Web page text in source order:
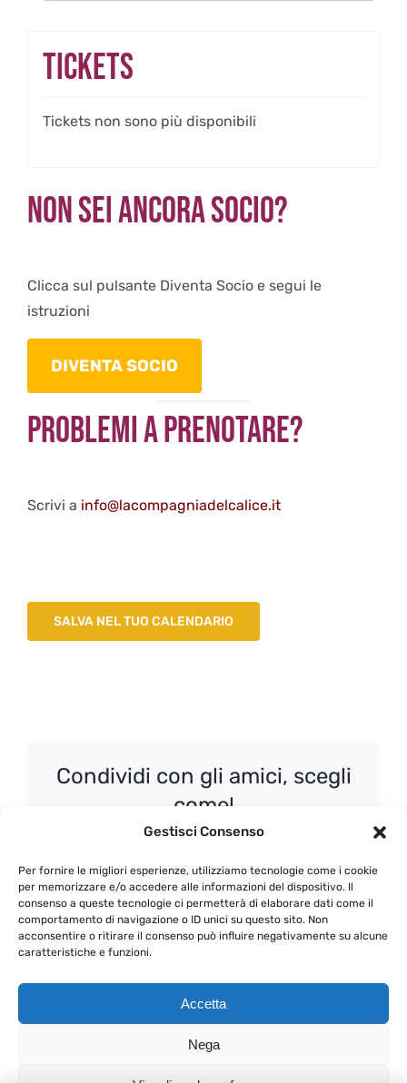
Gestisci Consenso
Per fornire le migliori esperienze, utilizziamo tecnologie come i cookie
per memorizzare e/o accedere alle informazioni del dispositivo. Il
consenso a queste tecnologie ci permetterà di elaborare dati come il
comportamento di navigazione o ID unici su questo sito. Non
acconsentire o ritirare il consenso può influire negativamente su alcune
caratteristiche e funzioni.
Accetta
Nega
Tickets
Tickets non sono più disponibili
Non sei ancora Socio?
Clicca sul pulsante Diventa Socio e segui le
istruzioni
DIVENTA SOCIO
Problemi a Prenotare?
Scrivi a info@lacompagniadelcalice.it
SALVA NEL TUO CALENDARIO
Condividi con gli amici, scegli
come!
Facebook
X WhatsApp
Email
Paride Chiovini – Alla
colori dell’Alto Piemonte
Vallepicciola – Il Classico